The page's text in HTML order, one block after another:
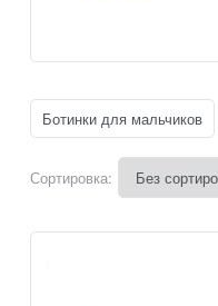
Ботинки для мальчиков
Сортировка: